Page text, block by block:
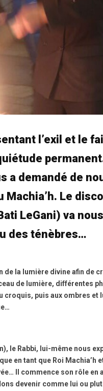
l’exil et le
a demandé de
Machia’h. Le
LeGani) va
des ténèbres…
la lumière divine afin de
de lumière, différentes
croquis, puis aux ombres et
le Rabbi, lui-même nous
en tant que Roi Machia’h
Il commence son rôle en
devenir comme lui ou